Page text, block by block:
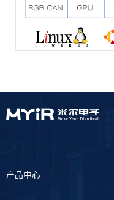
产品中心